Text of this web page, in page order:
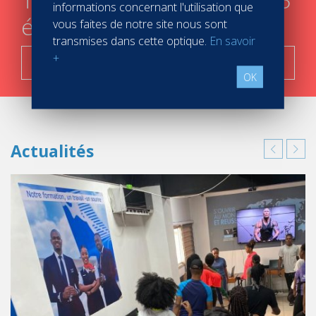
étapes
Actualités
informations concernant l'utilisation que
vous faites de notre site nous sont
transmises dans cette optique. En savoir
+
OK